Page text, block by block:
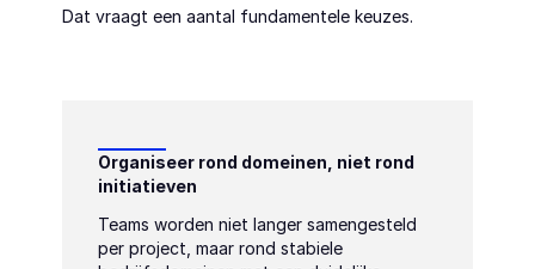
Dat vraagt een aantal fundamentele keuzes.
Organiseer rond domeinen, niet rond
initiatieven
Teams worden niet langer samengesteld
per project, maar rond stabiele